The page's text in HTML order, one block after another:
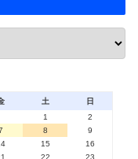
土
日
1
2
8
9
15
16
22 23